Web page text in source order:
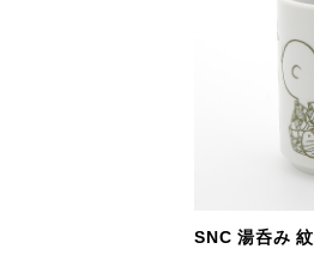
SNC 湯呑み 紋